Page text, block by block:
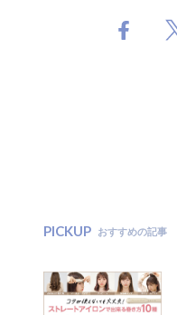
PICKUP おすすめの記事